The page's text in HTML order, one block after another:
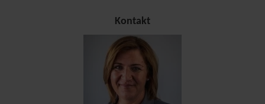
Kontakt